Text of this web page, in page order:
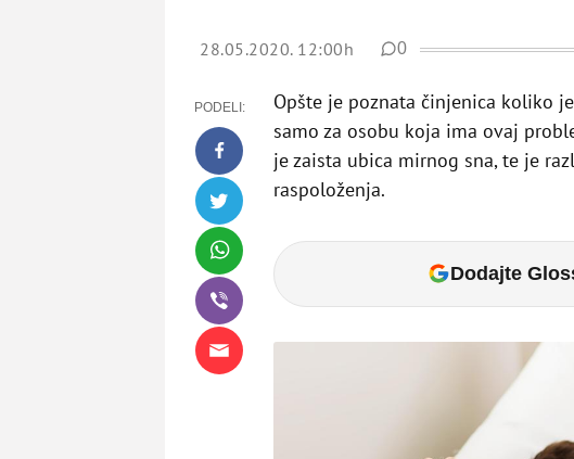
28.05.2020. 12:00h 0
PODELI:
Opšte je poznata činjenica koliko
samo za osobu koja ima ovaj
je zaista ubica mirnog sna, te je
raspoloženja.
Dodajte